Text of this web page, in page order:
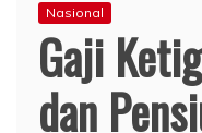
Nasional
Gaji
dan